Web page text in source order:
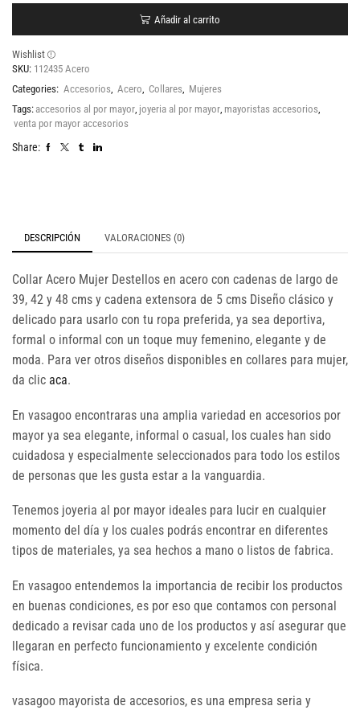
Añadir al carrito
Wishlist
SKU: 112435 Acero
Categories: Accesorios, Acero, Collares, Mujeres
Tags: accesorios al por mayor, joyeria al por mayor, mayoristas accesorios,
venta por mayor accesorios
Share:
DESCRIPCIÓN VALORACIONES (0)
Collar Acero Mujer Destellos en acero con cadenas de largo de
39, 42 y 48 cms y cadena extensora de 5 cms Diseño clásico y
delicado para usarlo con tu ropa preferida, ya sea deportiva,
formal o informal con un toque muy femenino, elegante y de
moda. Para ver otros diseños disponibles en collares para mujer,
da clic aca.
En vasagoo encontraras una amplia variedad en accesorios por
mayor ya sea elegante, informal o casual, los cuales han sido
cuidadosa y especialmente seleccionados para todo los estilos
de personas que les gusta estar a la vanguardia.
Tenemos joyeria al por mayor ideales para lucir en cualquier
momento del día y los cuales podrás encontrar en diferentes
tipos de materiales, ya sea hechos a mano o listos de fabrica.
En vasagoo entendemos la importancia de recibir los productos
en buenas condiciones, es por eso que contamos con personal
dedicado a revisar cada uno de los productos y así asegurar que
llegaran en perfecto funcionamiento y excelente condición
física.
vasagoo mayorista de accesorios, es una empresa seria y